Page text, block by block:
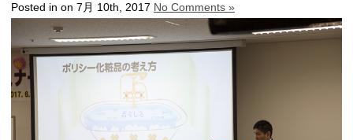
Posted in on 7月 10th, 2017 No Comments »